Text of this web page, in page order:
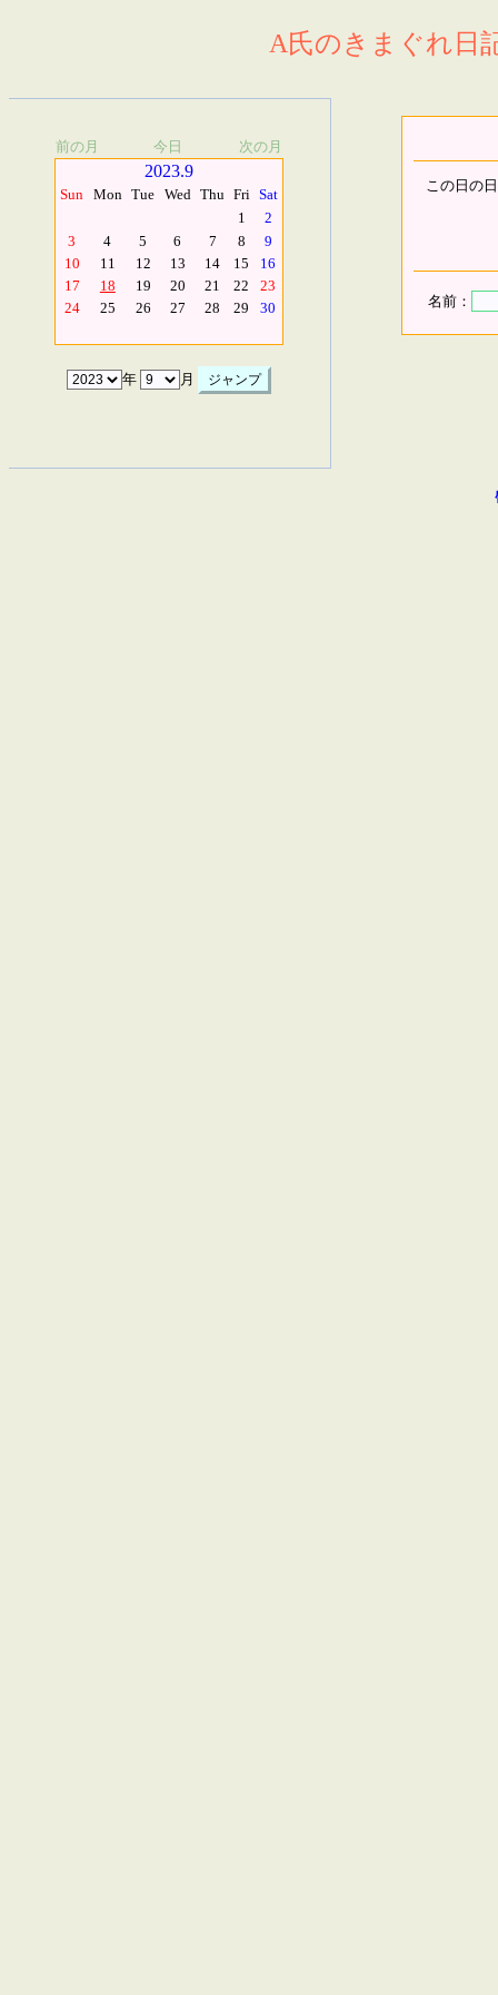
A氏のきまぐれ日
前の月 今日 次の月
2023.9
Sun Mon Tue Wed Thu Fri Sat
1
2
3
4 5 6 7 8
9
10
11 12 13 14 15
16
17
18 19 20 21 22
23
24
25 26 27 28 29 30
年 月
この日の
名前：